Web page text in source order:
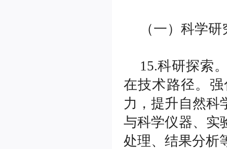
（一）科学研
15.科研探索
在技术路径。
力，提升自然科
与科学仪器、实
处理、结果分析